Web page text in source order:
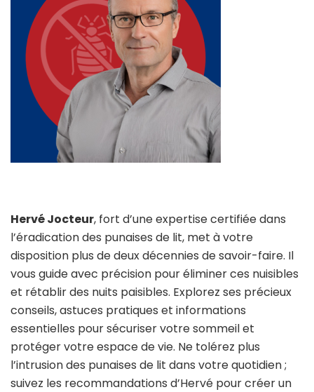
Hervé Jocteur, fort d’une expertise certifiée dans
l’éradication des punaises de lit, met à votre
disposition plus de deux décennies de savoir-faire. Il
vous guide avec précision pour éliminer ces nuisibles
et rétablir des nuits paisibles. Explorez ses précieux
conseils, astuces pratiques et informations
essentielles pour sécuriser votre sommeil et
protéger votre espace de vie. Ne tolérez plus
l’intrusion des punaises de lit dans votre quotidien ;
suivez les recommandations d’Hervé pour créer un